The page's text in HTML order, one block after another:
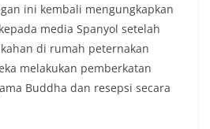
ini kembali mengungkapkan
media Spanyol setelah
di rumah peternakan
melakukan pemberkatan
Buddha dan resepsi secara